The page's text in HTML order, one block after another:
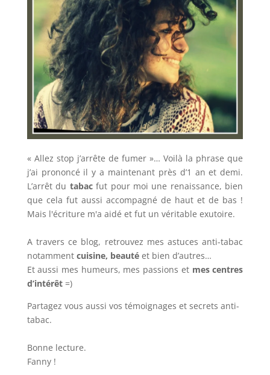
« Allez stop j’arrête de fumer »… Voilà la phrase que
j’ai prononcé il y a maintenant près d’1 an et demi.
L’arrêt du tabacfut pour moi une renaissance, bien
que cela fut aussi accompagné de haut et de bas !
Mais l'écriture m'a aidé et fut un véritable exutoire.
A travers ce blog, retrouvez mes astuces anti-tabac
notamment cuisine, beautéet bien d’autres…
Et aussi mes humeurs, mes passions et mes centres
d’intérêt=)
Partagez vous aussi vos témoignages et secrets anti-
tabac.
Bonne lecture.
Fanny !